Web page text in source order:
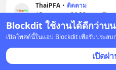
Blockdit ใช้งานได้ดีกว่าบ
เปิดโพสต์นี้ในแอป Blockdit เพื่อรับประส
เปิดผ่
ThaiPFA • ติดตาม
15 ก.ค. เวลา 06:23 • การศึกษ
ประเทศไทย